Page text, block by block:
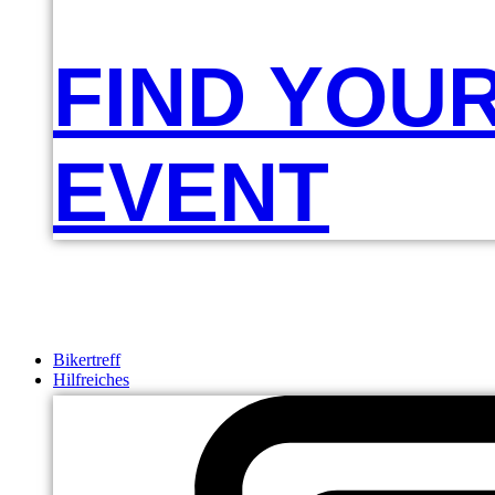
FIND
EVENT
Bikertreff
Hilfreiches